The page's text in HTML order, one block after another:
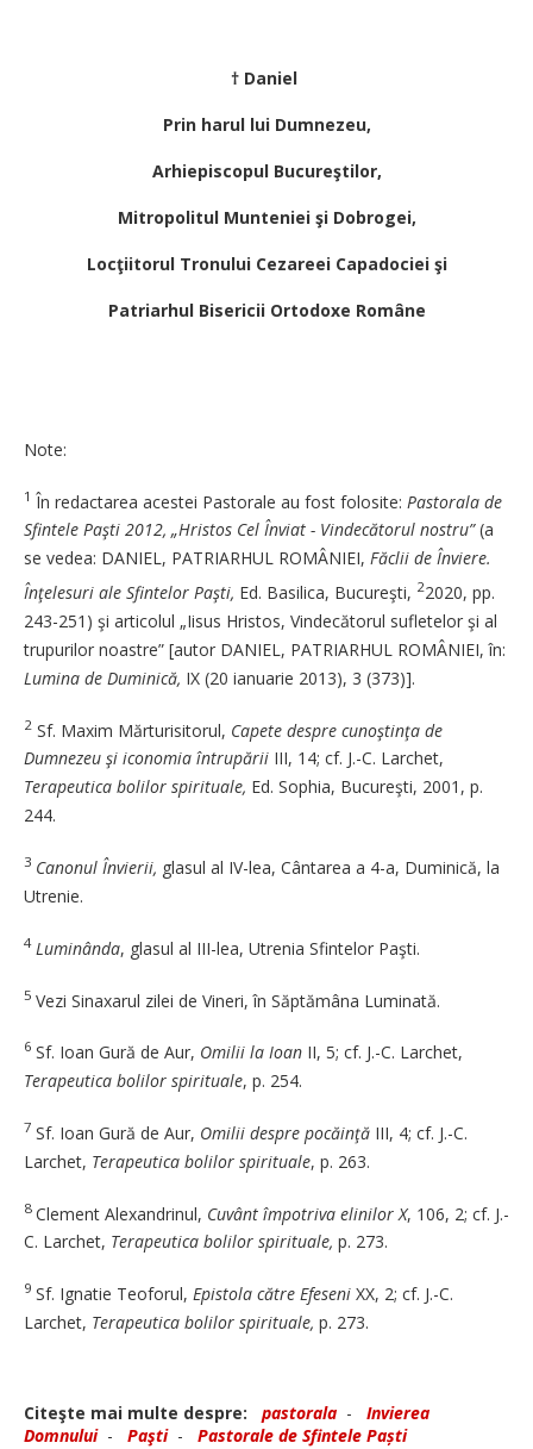
† Daniel
Prin harul lui Dumnezeu,
Arhiepiscopul Bucureştilor,
Mitropolitul Munteniei şi Dobrogei,
Locţiitorul Tronului Cezareei Capadociei şi
Patriarhul Bisericii Ortodoxe Române
Note:
1 În redactarea acestei Pastorale au fost folosite: Pastorala de
Sfintele Paşti 2012, „Hristos Cel Înviat - Vindecătorul nostru”(a
se vedea: DANIEL, PATRIARHUL ­ROMÂNIEI, Făclii de Înviere.
Înţelesuri ale Sfintelor Paşti, Ed. Basilica, Bucureşti, 22020, pp.
243-251) şi articolul „Iisus Hristos, Vindecătorul sufletelor şi al
trupurilor noastre” [autor DANIEL, PATRIARHUL ROMÂNIEI, în:
Lumina de Duminică, IX (20 ianuarie 2013), 3 (373)].
2 Sf. Maxim Mărturisitorul, Capete despre cunoştinţa de
Dumnezeu şi iconomia ­întrupării III, 14; cf. J.-C. Larchet,
Terapeutica bolilor spirituale, Ed. Sophia, ­Bucureşti, 2001, p.
244.
3 Canonul Învierii, glasul al IV-lea, Cântarea a 4-a, Duminică, la
Utrenie.
4 Luminânda, glasul al III-lea, Utrenia Sfintelor Paşti.
5 Vezi Sinaxarul zilei de Vineri, în Săptămâna Luminată.
6 Sf. Ioan Gură de Aur, Omilii la Ioan II, 5; cf. J.-C. Larchet,
Terapeutica bolilor ­spirituale, p. 254.
7 Sf. Ioan Gură de Aur, Omilii despre pocăinţă III, 4; cf. J.-C.
Larchet, Terapeutica bolilor spirituale, p. 263.
8 Clement Alexandrinul, Cuvânt împotriva elinilor X, 106, 2; cf. J.-
C. Larchet, ­Terapeutica bolilor spirituale, p. 273.
9 Sf. Ignatie Teoforul, Epistola către Efeseni XX, 2; cf. J.-C.
Larchet, Terapeutica ­bolilor spirituale, p. 273.
Citeşte mai multe despre: pastorala - Invierea
Domnului- Paşti- Pastorale de Sfintele Paști